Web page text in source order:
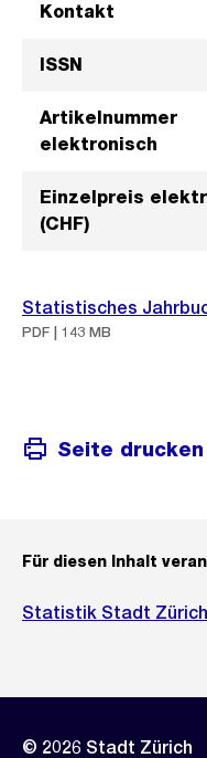
Kontakt
ISSN
Artikelnummer
elektronisch
Einzelpreis
(CHF)
Statistisches
PDF | 143 MB
Seite drucken
Für diesen Inhalt
Statistik Stadt Zürich
© 2026 Stadt Zürich